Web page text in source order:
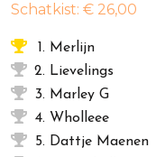
Schatkist: € 26,00
1. Merlijn
2. Lievelings
3. Marley G
4. Wholleee
5. Dattje Maenen